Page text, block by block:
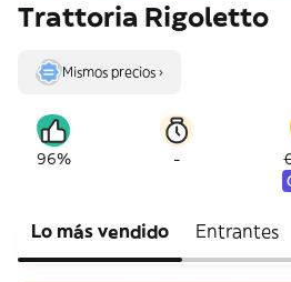
Trattoria Rigoletto
Mismos precios ›
96% -
Lo más vendido Entrantes